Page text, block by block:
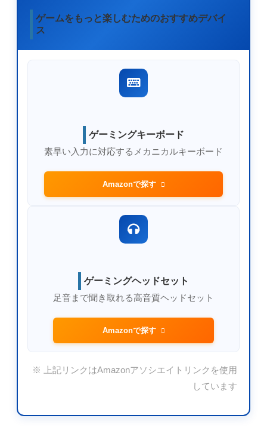
ゲームをもっと楽しむためのおすすめデバイ
ス
ゲーミングキーボード
素早い入力に対応するメカニカルキーボード
Amazonで探す
ゲーミングヘッドセット
足音まで聞き取れる高音質ヘッドセット
Amazonで探す
※ 上記リンクはAmazonアソシエイトリンクを使用
しています